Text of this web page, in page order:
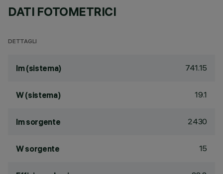
DATI FOTOMETRICI
DETTAGLI
lm (sistema) 741.15
W (sistema) 19.1
lm sorgente 2430
W sorgente 15